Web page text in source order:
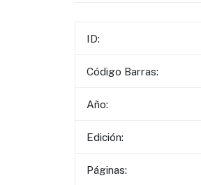
ID:
Código Barras:
Año:
Edición:
Páginas: